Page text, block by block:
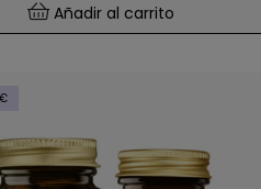
Añadir al carrito